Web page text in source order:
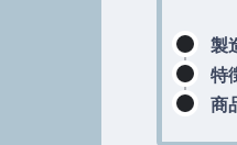
製
特
商